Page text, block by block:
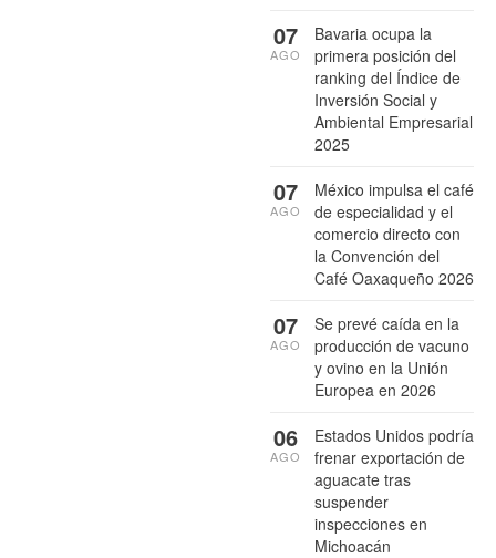
Bavaria ocupa la
primera posición del
ranking del Índice de
Inversión Social y
Ambiental Empresarial
2025
07
AGO
México impulsa el café
de especialidad y el
comercio directo con
la Convención del
Café Oaxaqueño 2026
07
AGO
Se prevé caída en la
producción de vacuno
y ovino en la Unión
Europea en 2026
07
AGO
Estados Unidos podría
frenar exportación de
aguacate tras
suspender
inspecciones en
Michoacán
06
AGO